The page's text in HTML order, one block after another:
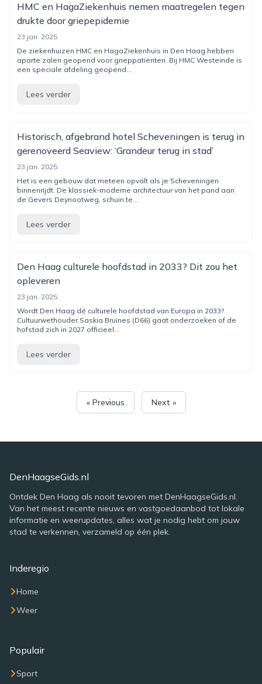
HMC en HagaZiekenhuis nemen maatregelen tegen
drukte door griepepidemie
23 jan. 2025
De ziekenhuizen HMC en HagaZiekenhuis in Den Haag hebben
aparte zalen geopend voor grieppatiënten. Bij HMC Westeinde is
een speciale afdeling geopend...
Lees verder
Historisch, afgebrand hotel Scheveningen is terug in
gerenoveerd Seaview: ‘Grandeur terug in stad’
23 jan. 2025
Het is een gebouw dat meteen opvalt als je Scheveningen
binnenrijdt. De klassiek-moderne architectuur van het pand aan
de Gevers Deynootweg, schuin te...
Lees verder
Den Haag culturele hoofdstad in 2033? Dit zou het
opleveren
23 jan. 2025
Wordt Den Haag dé culturele hoofdstad van Europa in 2033?
Cultuurwethouder Saskia Bruines (D66) gaat onderzoeken of de
hofstad zich in 2027 officieel...
Lees verder
« Previous Next »
DenHaagseGids.nl
Ontdek Den Haag als nooit tevoren met DenHaagseGids.nl.
Van het meest recente nieuws en vastgoedaanbod tot lokale
informatie en weerupdates, alles wat je nodig hebt om jouw
stad te verkennen, verzameld op één plek.
Inderegio
Home
Weer
Populair
Sport